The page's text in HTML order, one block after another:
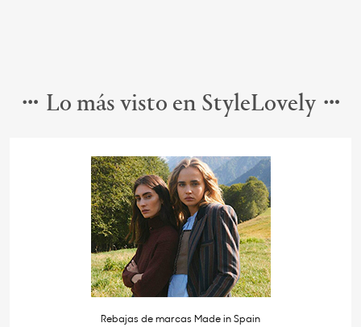
Lo más visto en StyleLovely
Rebajas de marcas Made in Spain